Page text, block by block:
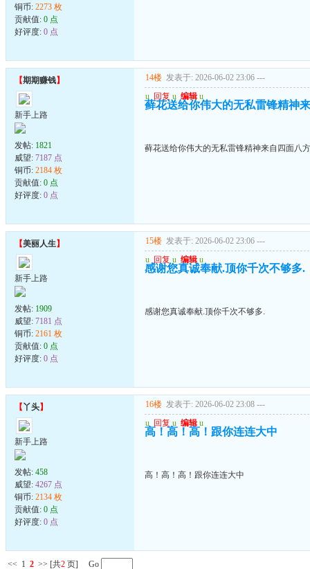
铜币: 2273 枚
贡献值: 0 点
好评度: 0 点
【期期赚钱】
新手上路
发帖: 1821
威望: 7187 点
铜币: 2184 枚
贡献值: 0 点
好评度: 0 点
14楼 发表于: 2026-06-02 23:06 ---
u 回复 u 编辑 u
藓花送给你伟大的无私雷锋精神
藓花送给你伟大的无私雷锋精神来自四面八
【美丽人生】
新手上路
发帖: 1909
威望: 7181 点
铜币: 2161 枚
贡献值: 0 点
好评度: 0 点
15楼 发表于: 2026-06-02 23:06 ---
u 回复 u 编辑 u
感谢您真诚奉献.顶你千次不够多.
感谢您真诚奉献.顶你千次不够多.
【丫头】
新手上路
发帖: 458
威望: 4267 点
铜币: 2134 枚
贡献值: 0 点
好评度: 0 点
16楼 发表于: 2026-06-02 23:08 ---
u 回复 u 编辑 u
高！高！高！跟你连连大中
高！高！高！跟你连连大中
<< 1 2 >> [共2 页] Go